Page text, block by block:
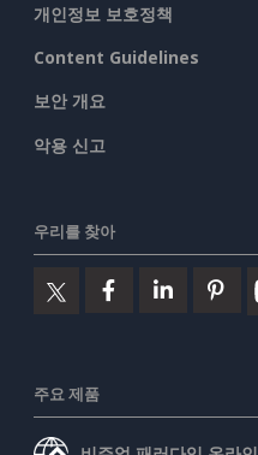
개인정보 보호정책
Content Guidelines
보안 개요
악용 신고
우리를 찾아
주요 제품